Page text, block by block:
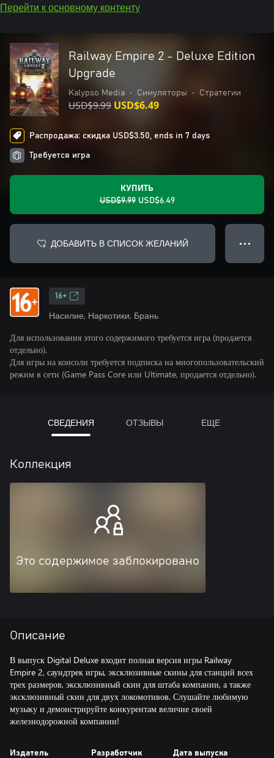
Перейти к основному контенту
Railway Empire 2 - Deluxe Edition
Upgrade
Kalypso Media • Симуляторы • Стратегии
USD$9.99 USD$6.49
Распродажа: скидка USD$3.50, ends in 7 days
Требуется игра
КУПИТЬ
USD$9.99 USD$6.49
ДОБАВИТЬ В СПИСОК ЖЕЛАНИЙ ● ● ●
16+
Насилие, Наркотики, Брань
Для использования этого содержимого требуется игра (продается
отдельно).
Для игры на консоли требуется подписка на многопользовательский
режим в сети (Game Pass Core или Ultimate, продается отдельно).
СВЕДЕНИЯ ОТЗЫВЫ ЕЩЕ
Коллекция
Это содержимое заблокировано
Описание
В выпуск Digital Deluxe входит полная версия игры Railway
Empire 2, саундтрек игры, эксклюзивные скины для станций всех
трех размеров, эксклюзивный скин для штаба компании, а также
эксклюзивный скин для двух локомотивов. Слушайте любимую
музыку и демонстрируйте конкурентам величие своей
железнодорожной компании!
Издатель Разработчик Дата выпуска